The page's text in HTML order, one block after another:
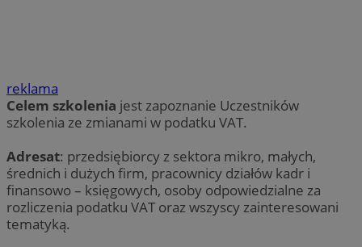
reklama
Celem szkolenia jest zapoznanie Uczestników
szkolenia ze zmianami w podatku VAT.
Adresat: przedsiębiorcy z sektora mikro, małych,
średnich i dużych firm, pracownicy działów kadr i
finansowo – księgowych, osoby odpowiedzialne za
rozliczenia podatku VAT oraz wszyscy zainteresowani
tematyką.